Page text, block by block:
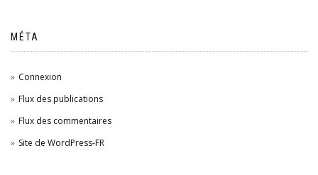
MÉTA
Connexion
Flux des publications
Flux des commentaires
Site de WordPress-FR